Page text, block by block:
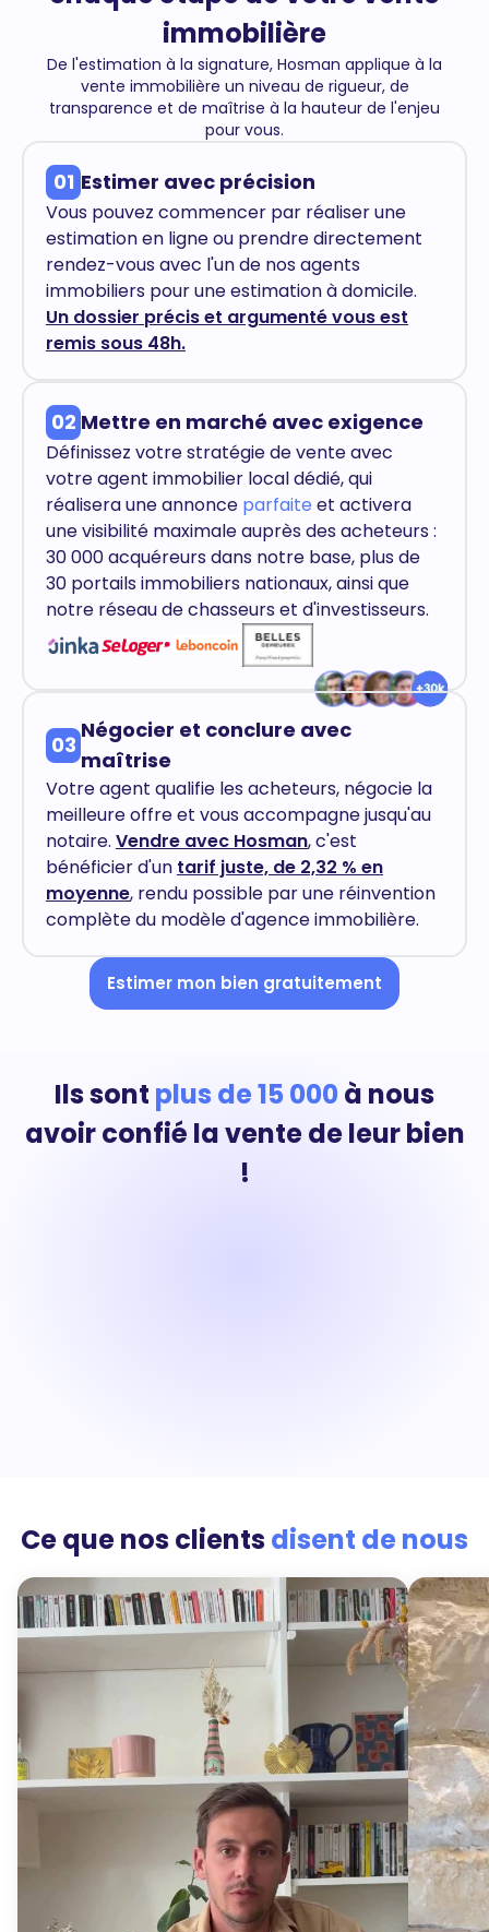
immobilière
De l'estimation à la signature, Hosman applique à la
vente immobilière un niveau de rigueur, de
transparence et de maîtrise à la hauteur de l'enjeu
pour vous.
01 Estimer avec précision
Vous pouvez commencer par réaliser une
estimation en ligne ou prendre directement
rendez-vous avec l'un de nos agents
immobiliers pour une estimation à domicile.
Un dossier précis et argumenté vous est
remis sous 48h.
02 Mettre en marché avec exigence
Définissez votre stratégie de vente avec
votre agent immobilier local dédié, qui
réalisera une annonce parfaite et activera
une visibilité maximale auprès des acheteurs :
30 000 acquéreurs dans notre base, plus de
30 portails immobiliers nationaux, ainsi que
notre réseau de chasseurs et d'investisseurs.
03
Négocier et conclure avec
maîtrise
Votre agent qualifie les acheteurs, négocie la
meilleure offre et vous accompagne jusqu'au
notaire. Vendre avec Hosman, c'est
bénéficier d'un tarif juste, de 2,32 % en
moyenne, rendu possible par une réinvention
complète du modèle d'agence immobilière.
Estimer mon bien gratuitement
Ils sont plus de 15 000à nous
avoir confié la vente de leur bien
!
Ce que nos clientsdisent de nous